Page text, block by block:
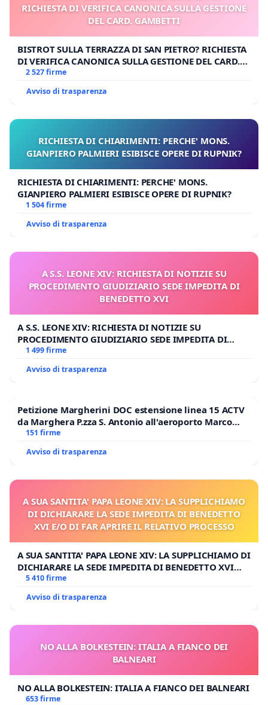
RICHIESTA DI VERIFICA CANONICA SULLA GESTIONE
DEL CARD. GAMBETTI
BISTROT SULLA TERRAZZA DI SAN PIETRO? RICHIESTA
DI VERIFICA CANONICA SULLA GESTIONE DEL CARD.
GAMBETTI
2 527 firme
Avviso di trasparenza
RICHIESTA DI CHIARIMENTI: PERCHE' MONS.
GIANPIERO PALMIERI ESIBISCE OPERE DI RUPNIK?
RICHIESTA DI CHIARIMENTI: PERCHE' MONS.
GIANPIERO PALMIERI ESIBISCE OPERE DI RUPNIK?
1 504 firme
Avviso di trasparenza
A S.S. LEONE XIV: RICHIESTA DI NOTIZIE SU
PROCEDIMENTO GIUDIZIARIO SEDE IMPEDITA DI
BENEDETTO XVI
A S.S. LEONE XIV: RICHIESTA DI NOTIZIE SU
PROCEDIMENTO GIUDIZIARIO SEDE IMPEDITA DI
BENEDETTO XVI
1 499 firme
Avviso di trasparenza
Petizione Margherini DOC estensione linea 15 ACTV
da Marghera P.zza S. Antonio all'aeroporto Marco
Polo tariffa a € 1,50
151 firme
Avviso di trasparenza
A SUA SANTITA' PAPA LEONE XIV: LA SUPPLICHIAMO
DI DICHIARARE LA SEDE IMPEDITA DI BENEDETTO
XVI E/O DI FAR APRIRE IL RELATIVO PROCESSO
A SUA SANTITA' PAPA LEONE XIV: LA SUPPLICHIAMO DI
DICHIARARE LA SEDE IMPEDITA DI BENEDETTO XVI
E/O DI FAR APRIRE IL RELATIVO PROCESSO
5 410 firme
Avviso di trasparenza
NO ALLA BOLKESTEIN: ITALIA A FIANCO DEI
BALNEARI
NO ALLA BOLKESTEIN: ITALIA A FIANCO DEI BALNEARI
653 firme